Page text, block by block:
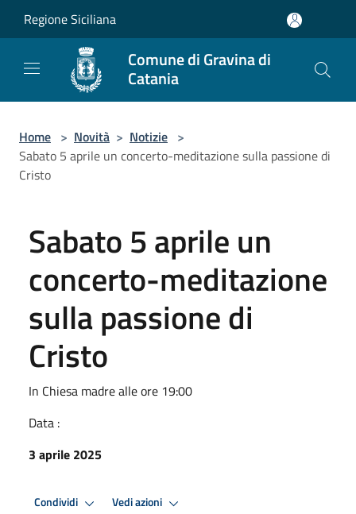
Regione Siciliana
Comune di Gravina di
Catania
Home > Novità > Notizie >
Sabato 5 aprile un concerto-meditazione sulla passione di
Cristo
Sabato 5 aprile un
concerto-meditazione
sulla passione di
Cristo
In Chiesa madre alle ore 19:00
Data :
3 aprile 2025
Condividi Vedi azioni